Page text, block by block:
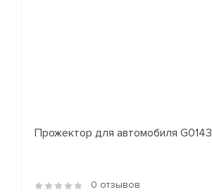
Прожектор для автомобиля G0143
0 отзывов